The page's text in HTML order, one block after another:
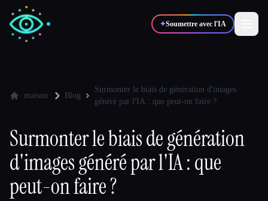
✦Soumettre avec l'IA
🎨Designers
📈 Marketeurs
🎓Étudiants 🎬Créateurs
maison Blog
Surmonter le biais de génération d'images
généré par l'IA : que peut-on faire ?
Surmonter le biais de génération
d'images généré par l'IA : que
peut-on faire ?